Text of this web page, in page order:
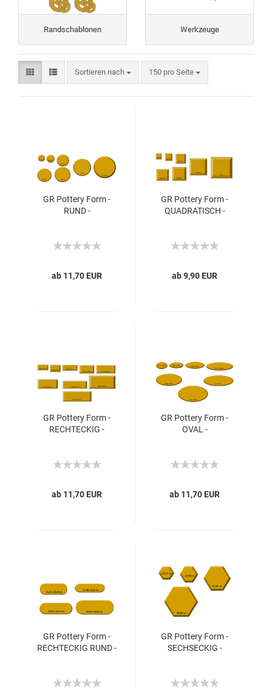
Randschablonen Werkzeuge
Sortieren nach 150 pro Seite
GR Pottery Form -
RUND -
ab 11,70 EUR
GR Pottery Form -
QUADRATISCH -
ab 9,90 EUR
GR Pottery Form -
RECHTECKIG -
ab 11,70 EUR
GR Pottery Form -
OVAL -
ab 11,70 EUR
GR Pottery Form -
RECHTECKIG RUND -
GR Pottery Form -
SECHSECKIG -